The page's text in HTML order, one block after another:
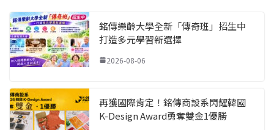
銘傳樂齡大學全新「傳奇班」招生中
打造多元學習新選擇
2026-08-06
再獲國際肯定！銘傳商設系閃耀韓國
K-Design Award勇奪雙金1優勝